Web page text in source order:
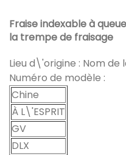
Fraise indexable à
la trempe de fraisage
Lieu d\'origine : Nom de
Numéro de modèle :
Chine
À L\'ESPRIT
GV
DLX